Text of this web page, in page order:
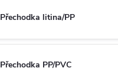
Přechodka litina/PP
Přechodka PP/PVC